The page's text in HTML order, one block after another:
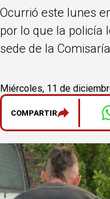
Ocurrió este lunes
por lo que la policía
sede de la
Miércoles, 11 de
COMPARTIR